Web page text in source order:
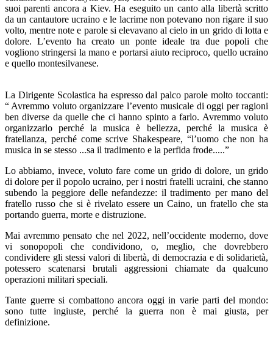
suoi parenti ancora a Kiev. Ha eseguito un canto alla libertà scritto
da un cantautore ucraino e le lacrime non potevano non rigare il suo
volto, mentre note e parole si elevavano al cielo in un grido di lotta e
dolore. L’evento ha creato un ponte ideale tra due popoli che
vogliono stringersi la mano e portarsi aiuto reciproco, quello ucraino
e quello montesilvanese.
La Dirigente Scolastica ha espresso dal palco parole molto toccanti:
“ Avremmo voluto organizzare l’evento musicale di oggi per ragioni
ben diverse da quelle che ci hanno spinto a farlo. Avremmo voluto
organizzarlo perché la musica è bellezza, perché la musica è
fratellanza, perché come scrive Shakespeare, “l’uomo che non ha
musica in se stesso ...sa il tradimento e la perfida frode.....”
Lo abbiamo, invece, voluto fare come un grido di dolore, un grido
di dolore per il popolo ucraino, per i nostri fratelli ucraini, che stanno
subendo la peggiore delle nefandezze: il tradimento per mano del
fratello russo che si è rivelato essere un Caino, un fratello che sta
portando guerra, morte e distruzione.
Mai avremmo pensato che nel 2022, nell’occidente moderno, dove
vi sonopopoli che condividono, o, meglio, che dovrebbero
condividere gli stessi valori di libertà, di democrazia e di solidarietà,
potessero scatenarsi brutali aggressioni chiamate da qualcuno
operazioni militari speciali.
Tante guerre si combattono ancora oggi in varie parti del mondo:
sono tutte ingiuste, perché la guerra non è mai giusta, per
definizione.